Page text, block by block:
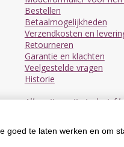
Bestellen
Betaalmogelijkheden
Verzendkosten en
Retourneren
Garantie en klachten
Veelgestelde vragen
Historie
Alle prijzen zijn inclusief
goed te laten werken en om